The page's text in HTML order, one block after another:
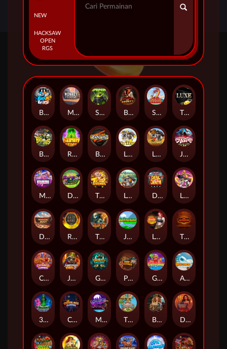
NEW
HACKSAW
OPEN
RGS
Beam Boys Monkey Frenzy 2: Boss is Here! Spinman BULLETS AND BOUNTY SMOKING DRAGON The Luxe
BASH BROS Ronin Stackways Born Wild LE ZEUS LE COWBOY JAWS OF JUSTICE
MIAMI MAYHEM DONNY AND DANNY TIGER LEGENDS Le Fisherman DEAL WITH DEATH LE KING
Darkside Prairie: Magical Beast Raidmark The Lost Book of Mummy’s Curse Jumpasaurs Leatherheads The Jack & Rose
Crowned Corners Junkyard Kings 2 Ghostly Hallows Peek & Pounce Gobstopper Grind Avalanche
3 Arcane Cauldrons Crownlings Clusters Midnight Mirage Tikitopia BoosterBelt Bonnie's Buccaneers Demon Queen